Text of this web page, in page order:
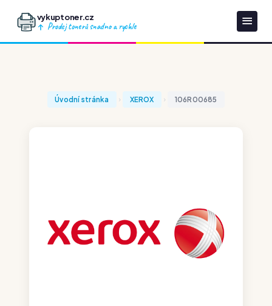
vykuptoner.cz
Prodej tonerů snadno a rychle
Úvodní stránka XEROX 106R00685